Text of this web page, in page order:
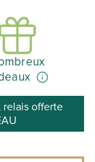
offerte